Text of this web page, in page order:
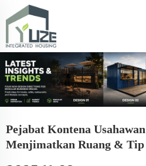
Pejabat Kontena
Menjimatkan Ruang & Tip